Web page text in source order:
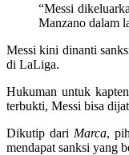
“Messi
Manzano dalam
Messi kini dinanti
di LaLiga.
Hukuman untuk
terbukti, Messi bisa
Dikutip dari Marca,
mendapat sanksi yang